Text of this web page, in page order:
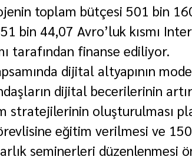
toplam bütçesi 501 bin
bin 44,07 Avro’luk kısmı
tarafından finanse ediliyor.
dijital altyapının
dijital becerilerinin
stratejilerinin oluşturulması
eğitim verilmesi ve
seminerleri düzenlenmesi